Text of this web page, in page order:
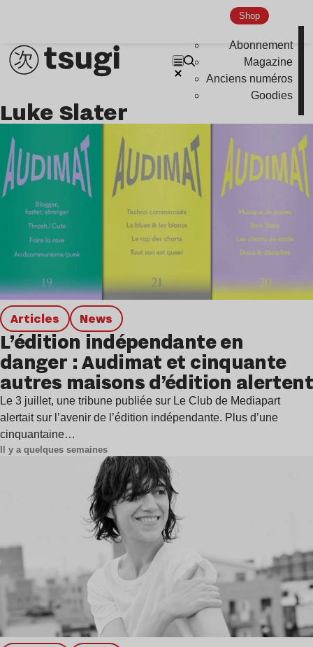
Shop
Abonnement
Magazine
Anciens numéros
Goodies
Luke Slater
Articles news
L’édition indépendante en
danger : Audimat et cinquante
autres maisons d’édition alertent
Le 3 juillet, une tribune publiée sur Le Club de Mediapart
alertait sur l’avenir de l’édition indépendante. Plus d’une
cinquantaine…
Il y a quelques semaines